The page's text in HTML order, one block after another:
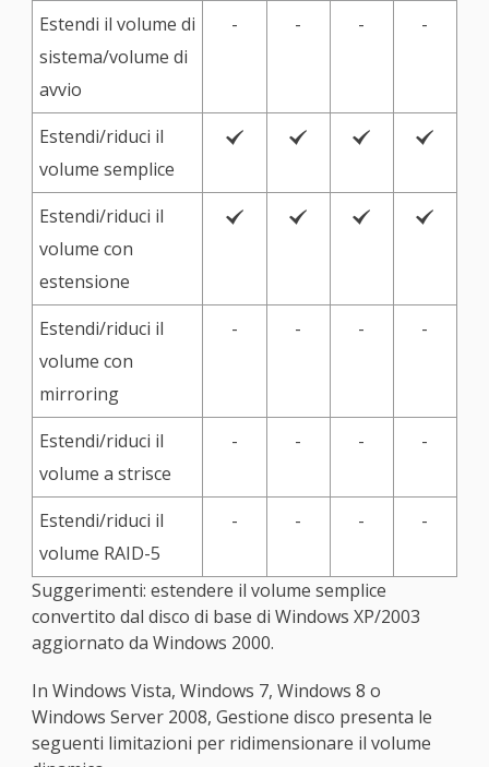
Estendi il volume di
sistema/volume di
avvio
- - - -
Estendi/riduci il
volume semplice
   
Estendi/riduci il
volume con
estensione
   
Estendi/riduci il
volume con
mirroring
- - - -
Estendi/riduci il
volume a strisce
- - - -
Estendi/riduci il
volume RAID-5
- - - -
Suggerimenti: estendere il volume semplice
convertito dal disco di base di Windows XP/2003
aggiornato da Windows 2000.
In Windows Vista, Windows 7, Windows 8 o
Windows Server 2008, Gestione disco presenta le
seguenti limitazioni per ridimensionare il volume